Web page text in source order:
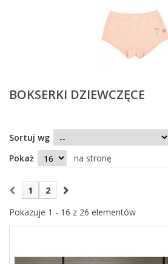
BOKSERKI DZIEWCZĘCE
Sortuj wg
Pokaż
na stronę
1
2
Pokazuje 1 - 16 z 26 elementów